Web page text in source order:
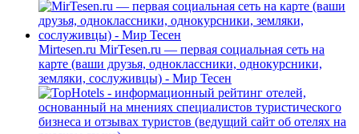
Mirtesen.ru MirTesen.ru — первая социальная сеть на
карте (ваши друзья, одноклассники, однокурсники,
земляки, сослуживцы) - Мир Тесен